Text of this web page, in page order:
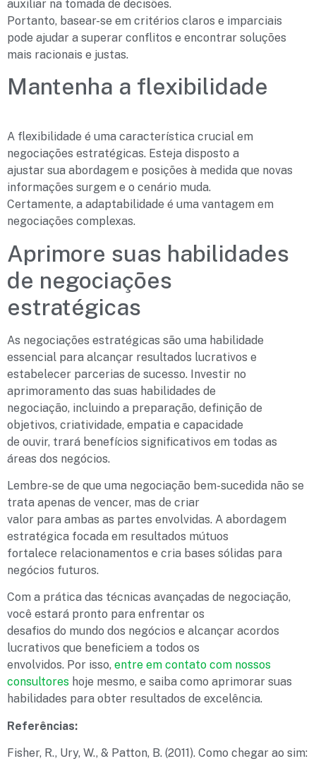
auxiliar na tomada de decisões.
Portanto, basear-se em critérios claros e imparciais
pode ajudar a superar conflitos e encontrar soluções
mais racionais e justas.
Mantenha a flexibilidade
A flexibilidade é uma característica crucial em
negociações estratégicas. Esteja disposto a
ajustar sua abordagem e posições à medida que novas
informações surgem e o cenário muda.
Certamente, a adaptabilidade é uma vantagem em
negociações complexas.
Aprimore suas habilidades
de negociações
estratégicas
As negociações estratégicas são uma habilidade
essencial para alcançar resultados lucrativos e
estabelecer parcerias de sucesso. Investir no
aprimoramento das suas habilidades de
negociação, incluindo a preparação, definição de
objetivos, criatividade, empatia e capacidade
de ouvir, trará benefícios significativos em todas as
áreas dos negócios.
Lembre-se de que uma negociação bem-sucedida não se
trata apenas de vencer, mas de criar
valor para ambas as partes envolvidas. A abordagem
estratégica focada em resultados mútuos
fortalece relacionamentos e cria bases sólidas para
negócios futuros.
Com a prática das técnicas avançadas de negociação,
você estará pronto para enfrentar os
desafios do mundo dos negócios e alcançar acordos
lucrativos que beneficiem a todos os
envolvidos. Por isso, entre em contato com nossos
consultores hoje mesmo, e saiba como aprimorar suas
habilidades para obter resultados de excelência.
Referências:
Fisher, R., Ury, W., & Patton, B. (2011). Como chegar ao sim: